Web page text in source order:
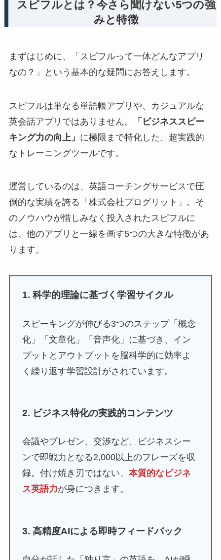
スピフルとは？今さら聞けない5つの強
みと特徴
まずはじめに、「スピフルって一体どんなアプリ
なの？」という基本的な疑問にお答えします。
スピフルは単なる単語帳アプリや、カジュアルな
英会話アプリではありません。
「ビジネススピー
キング力の向上」 に極限まで特化した、超実践的
なトレーニングツールです。
運営しているのは、英語コーチングサービスで圧
倒的な実績を誇る「株式会社プログリット」。そ
のノウハウが惜しみなく投入されたスピフルに
は、他のアプリと一線を画す5つの大きな特徴があ
ります。
1. 科学的理論に基づく学習サイクル
スピーキングが伸びる3つのステップ「概念
化」「文章化」「音声化」に基づき、イン
プットとアウトプットを脳科学的に効率よ
く繰り返す学習設計がされています。
2. ビジネス特化の実践的コンテンツ
会議やプレゼン、交渉など、ビジネスシー
ンで即戦力となる2,000以上のフレーズを収
録。付け焼き刃ではない、 本質的なビジネ
ス英語力が身につきます。
3. 高精度AIによる即時フィードバック